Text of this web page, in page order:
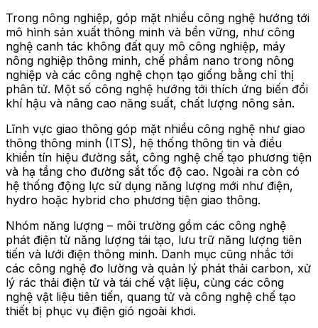
Trong nông nghiệp, góp mặt nhiều công nghệ hướng tới
mô hình sản xuất thông minh và bền vững, như công
nghệ canh tác không đất quy mô công nghiệp, máy
nông nghiệp thông minh, chế phẩm nano trong nông
nghiệp và các công nghệ chọn tạo giống bằng chỉ thị
phân tử. Một số công nghệ hướng tới thích ứng biến đổi
khí hậu và nâng cao năng suất, chất lượng nông sản.
Lĩnh vực giao thông góp mặt nhiều công nghệ như giao
thông thông minh (ITS), hệ thống thông tin và điều
khiển tín hiệu đường sắt, công nghệ chế tạo phương tiện
và hạ tầng cho đường sắt tốc độ cao. Ngoài ra còn có
hệ thống động lực sử dụng năng lượng mới như điện,
hydro hoặc hybrid cho phương tiện giao thông.
Nhóm năng lượng – môi trường gồm các công nghệ
phát điện từ năng lượng tái tạo, lưu trữ năng lượng tiên
tiến và lưới điện thông minh. Danh mục cũng nhắc tới
các công nghệ đo lường và quản lý phát thải carbon, xử
lý rác thải điện tử và tái chế vật liệu, cùng các công
nghệ vật liệu tiên tiến, quang tử và công nghệ chế tạo
thiết bị phục vụ điện gió ngoài khơi.